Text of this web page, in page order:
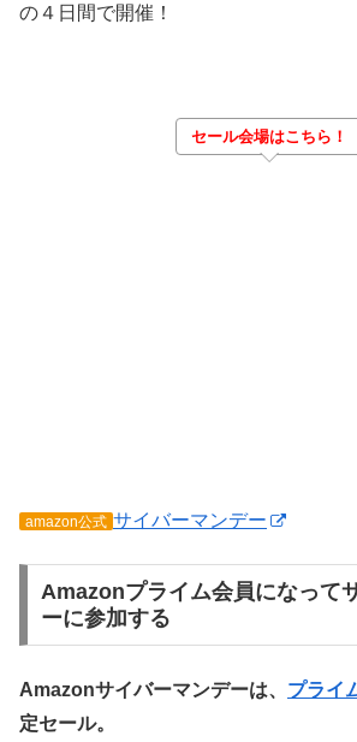
の４日間で開催！
セール会場はこちら！
amazon公式 サイバーマンデー
Amazonプライム会員になって
ーに参加する
Amazonサイバーマンデーは、 プライ
定セール。